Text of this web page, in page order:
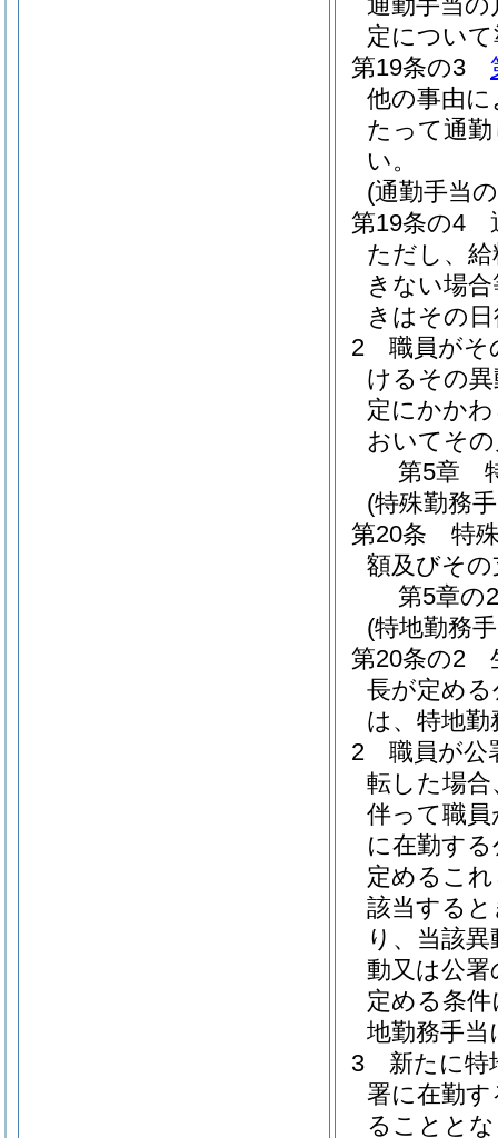
定につい
第19条の3
他の事由
たって通
い。
(通勤手当
第19条の4
ただし、
きない場
きはその
2
職員がそ
けるその
定にかか
おいてそ
第5章
(特殊勤務
第20条
特
額及びそ
第5章の2
(特地勤務
第20条の2
長が定める
は、特地
2
職員が公
転した場
伴って職
に在勤す
定めるこ
該当する
り、当該
動又は公
定める条
地勤務手
3
新たに特
署に在勤
ることと